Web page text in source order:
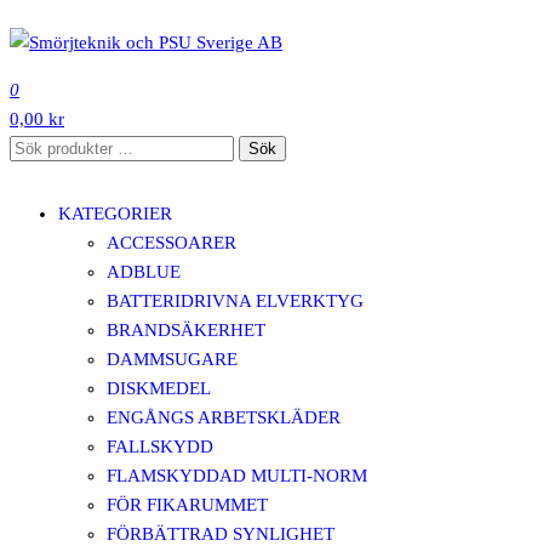
till
innehåll
0
0,00 kr
Sök
Sök
KATEGORIER
ACCESSOARER
ADBLUE
BATTERIDRIVNA ELVERKTYG
BRANDSÄKERHET
DAMMSUGARE
DISKMEDEL
ENGÅNGS ARBETSKLÄDER
FALLSKYDD
FLAMSKYDDAD MULTI-NORM
FÖR FIKARUMMET
FÖRBÄTTRAD SYNLIGHET